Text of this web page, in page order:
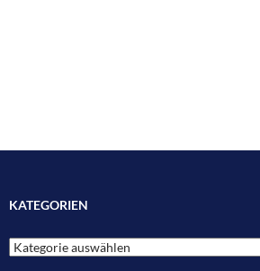
KATEGORIEN
Kategorien